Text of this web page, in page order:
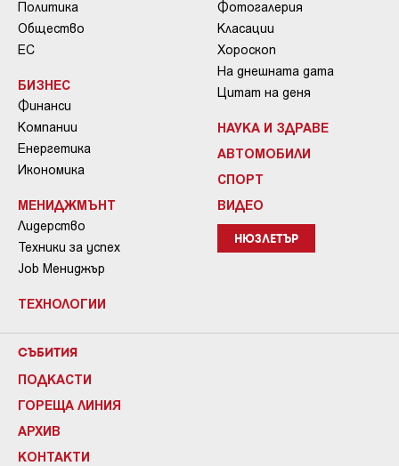
Политика
Общество
ЕС
БИЗНЕС
Финанси
Компании
Енергетика
Икономика
МЕНИДЖМЪНТ
Лидерство
Техники за успех
Job Мениджър
ТЕХНОЛОГИИ
Фотогалерия
Класации
Хороскоп
На днешната дата
Цитат на деня
НАУКА И ЗДРАВЕ
АВТОМОБИЛИ
СПОРТ
ВИДЕО
НЮЗЛЕТЪР
СЪБИТИЯ
ПОДКАСТИ
ГОРЕЩА ЛИНИЯ
АРХИВ
КОНТАКТИ